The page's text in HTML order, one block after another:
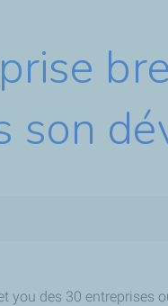
son
you des 30